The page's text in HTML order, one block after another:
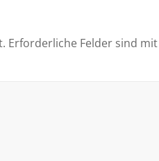
Erforderliche Felder sind mit